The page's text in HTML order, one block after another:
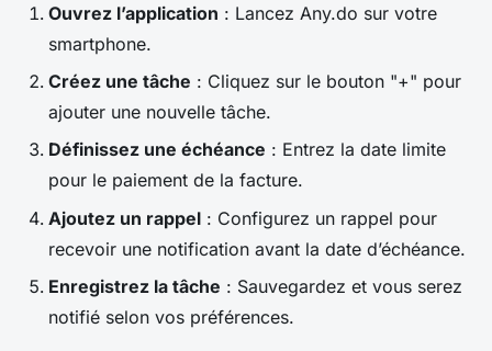
Ouvrez l’application : Lancez Any.do sur votre
smartphone.
Créez une tâche : Cliquez sur le bouton "+" pour
ajouter une nouvelle tâche.
Définissez une échéance : Entrez la date limite
pour le paiement de la facture.
Ajoutez un rappel : Configurez un rappel pour
recevoir une notification avant la date d’échéance.
Enregistrez la tâche : Sauvegardez et vous serez
notifié selon vos préférences.